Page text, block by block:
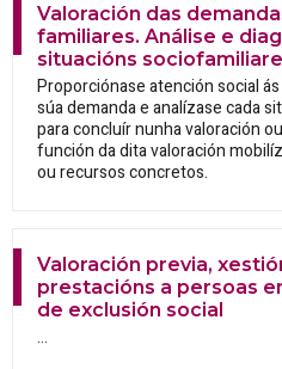
Valoración das
familiares. Análise e
situacións
Proporciónase atención social
súa demanda e analízase cada
para concluír nunha valoración
función da dita valoración
ou recursos concretos.
Valoración previa,
prestacións a persoas
de exclusión social
...